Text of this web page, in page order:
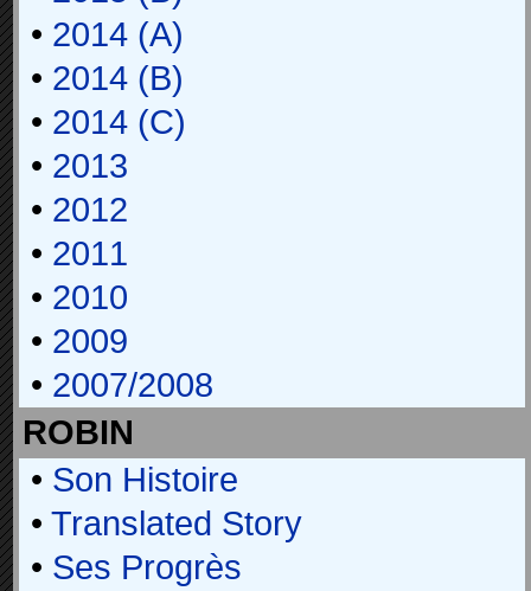
• 2014 (A)
• 2014 (B)
• 2014 (C)
• 2013
• 2012
• 2011
• 2010
• 2009
• 2007/2008
ROBIN
• Son Histoire
• Translated Story
• Ses Progrès